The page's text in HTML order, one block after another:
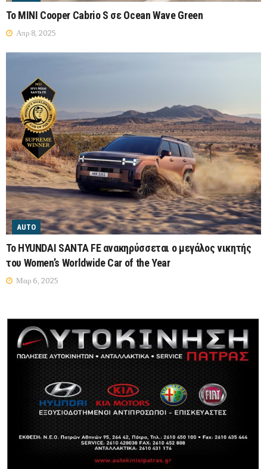
Το MINI Cooper Cabrio S σε Ocean Wave Green
Απρ 8, 2025
AUTO
Το HYUNDAI SANTA FE ανακηρύσσεται ο μεγάλος νικητής
του Women’s Worldwide Car of the Year
Μαρ 6, 2025